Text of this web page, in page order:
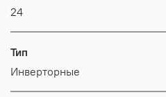
24
Тип
Инверторные